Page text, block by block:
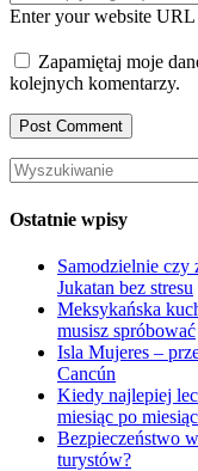
Enter your website
Zapamiętaj moje
kolejnych komentarzy.
Ostatnie wpisy
Samodzielnie czy
Jukatan bez stresu
Meksykańska
musisz spróbować
Isla Mujeres –
Cancún
Kiedy najlepiej
miesiąc po
Bezpieczeństwo
turystów?